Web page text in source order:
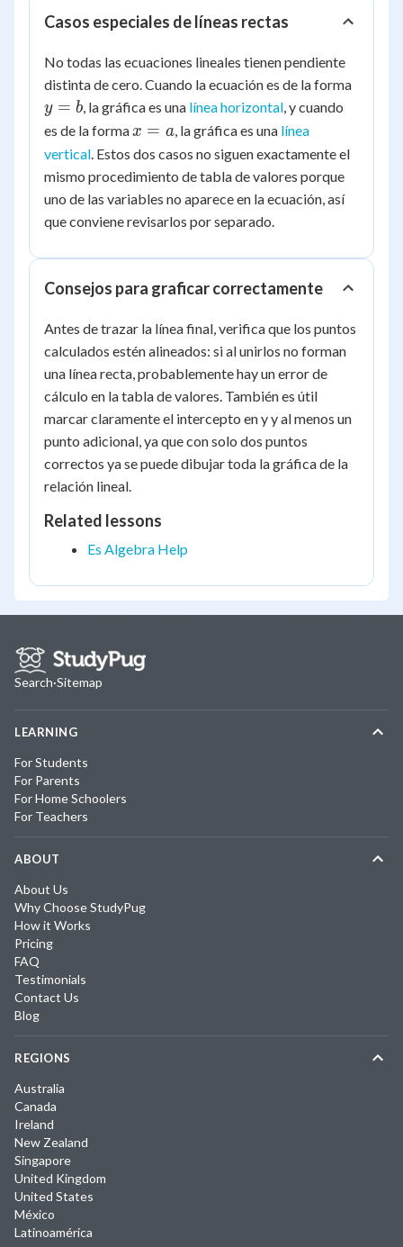
1
Casos especiales de líneas rectas
No todas las ecuaciones lineales tienen pendiente
distinta de cero. Cuando la ecuación es de la forma
y = b , la gráfica es una línea horizontal , y cuando
es de la forma x
=
a
x = a, la gráfica es una línea
vertical . Estos dos casos no siguen exactamente el
mismo procedimiento de tabla de valores porque
uno de las variables no aparece en la ecuación, así
que conviene revisarlos por separado.
Consejos para graficar correctamente
Antes de trazar la línea final, verifica que los puntos
calculados estén alineados: si al unirlos no forman
una línea recta, probablemente hay un error de
cálculo en la tabla de valores. También es útil
marcar claramente el intercepto en y y al menos un
punto adicional, ya que con solo dos puntos
correctos ya se puede dibujar toda la gráfica de la
relación lineal.
Related lessons
Es Algebra Help
Search·Sitemap
LEARNING
For Students
For Parents
For Home Schoolers
For Teachers
ABOUT
About Us
Why Choose StudyPug
How it Works
Pricing
FAQ
Testimonials
Contact Us
Blog
REGIONS
Australia
Canada
Ireland
New Zealand
Singapore
United Kingdom
United States
México
Latinoamérica